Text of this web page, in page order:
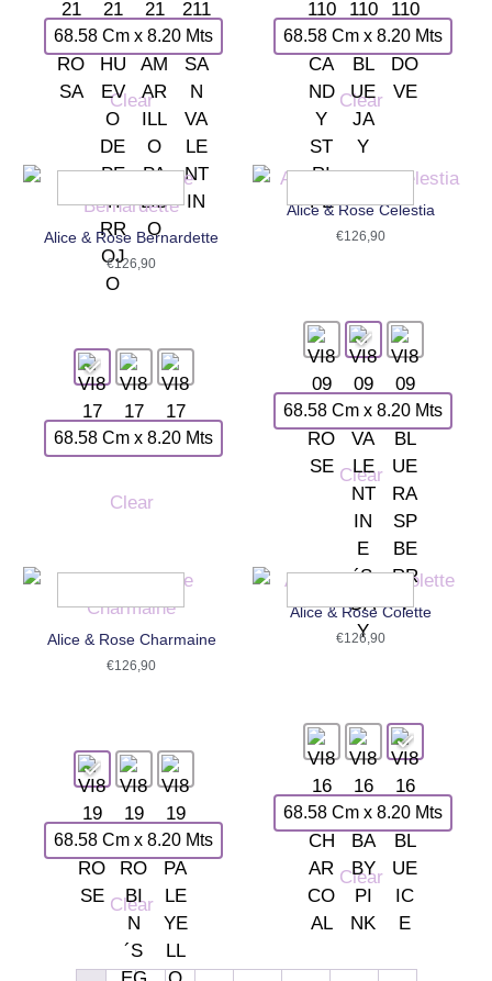
68.58 Cm x 8.20 Mts
Clear
68.58 Cm x 8.20 Mts
Clear
Alice & Rose Bernardette
€126,90
68.58 Cm x 8.20 Mts
Clear
Alice & Rose Celestia
€126,90
68.58 Cm x 8.20 Mts
Clear
Alice & Rose Charmaine
€126,90
68.58 Cm x 8.20 Mts
Clear
Alice & Rose Colette
€126,90
68.58 Cm x 8.20 Mts
Clear